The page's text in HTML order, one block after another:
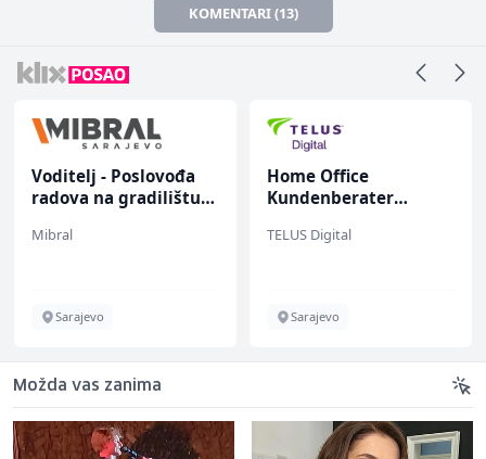
KOMENTARI (13)
Voditelj - Poslovođa
radova na gradilištu
Mibral
Sarajevo
Home Office
Kundenberater
TELUS Digital
Sarajevo
Možda vas zanima